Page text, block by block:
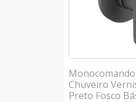
Chuveiro
Preto Fosco